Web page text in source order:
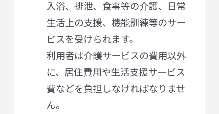
入浴、排泄、食事等の介護、日常
生活上の支援、機能訓練等のサー
ビスを受けられます。
利用者は介護サービスの費用以外
に、居住費用や生活支援サービス
費などを負担しなければなりませ
ん。